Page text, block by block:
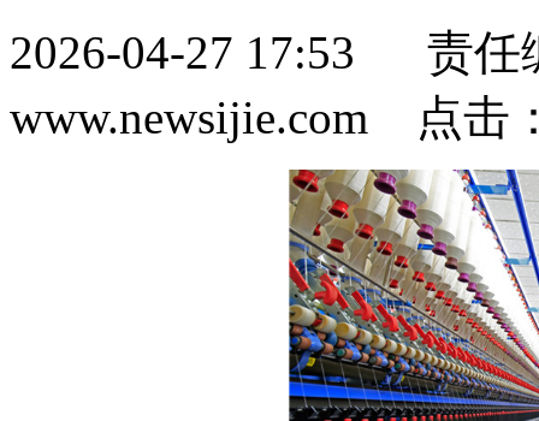
2026-04-27 17:53 责
www.newsijie.com 点击